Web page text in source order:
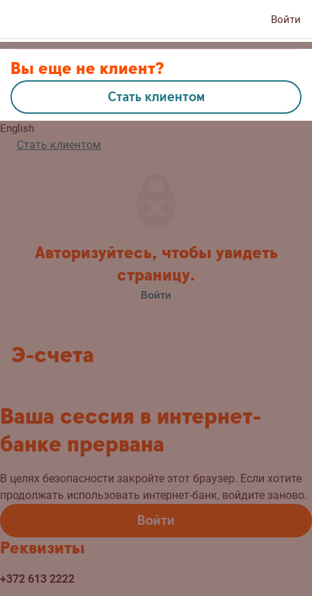
Войти
Eesti
English
Стать клиентом
Вы еще не клиент?
Стать клиентом
Авторизуйтесь, чтобы увидеть
страницу.
Войти
Э-счета
Ваша сессия в интернет-
банке прервана
В целях безопасности закройте этот браузер. Если хотите
продолжать использовать интернет-банк, войдите заново.
Войти
Реквизиты
+372 613 2222